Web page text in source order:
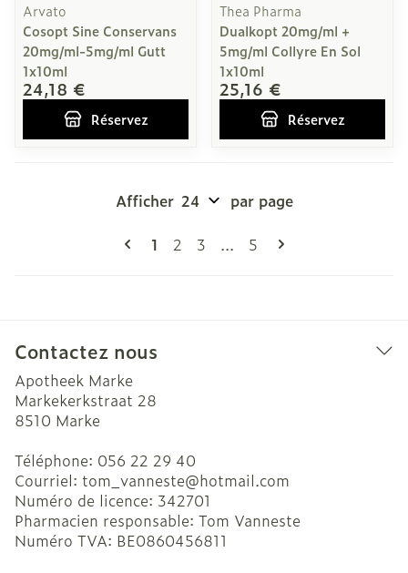
Arvato
Cosopt Sine Conservans
20mg/ml-5mg/ml Gutt
1x10ml
24,18 €
Réservez
Thea Pharma
Dualkopt 20mg/ml +
5mg/ml Collyre En Sol
1x10ml
25,16 €
Réservez
Pages
Vous lisez actuellement la page
1 Page
2 Page
3 ... Page
5
Afficher par page
Contactez nous
Apotheek Marke
Markekerkstraat 28
8510 Marke
Téléphone: 056 22 29 40
Courriel: tom_vanneste@hotmail.com
Numéro de licence: 342701
Pharmacien responsable: Tom Vanneste
Numéro TVA: BE0860456811